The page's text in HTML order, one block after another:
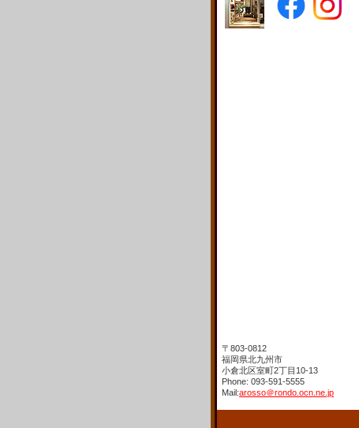
〒803-0812
福岡県北九州市
小倉北区室町2丁目10-13
Phone: 093-591-5555
Mail:arosso＠rondo.ocn.ne.jp